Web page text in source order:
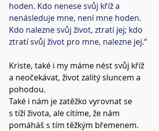
hoden. Kdo nenese svůj kříž a
nenásleduje mne, není mne hoden.
Kdo nalezne svůj život, ztratí jej; kdo
ztratí svůj život pro mne, nalezne jej.“
Kriste, také i my máme nést svůj kříž
a neočekávat, život zalitý sluncem a
pohodou.
Také i nám je zatěžko vyrovnat se
s tíží života, ale cítíme, že nám
pomáháš s tím těžkým břemenem.